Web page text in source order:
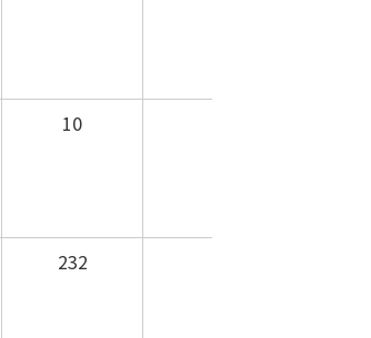
10
232